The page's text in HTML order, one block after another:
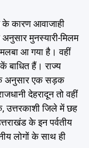
के कारण आवाजाही
मुनस्यारी-मिलम
आ गया है। वहीं
बाधित हैं। राज्य
के अनुसार एक सड़क
देहरादून तो वहीं
उत्तरकाशी जिले में छह
के इन पर्वतीय
लोगों के साथ ही